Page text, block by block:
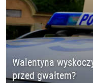
Walentyna
przed gwałtem?